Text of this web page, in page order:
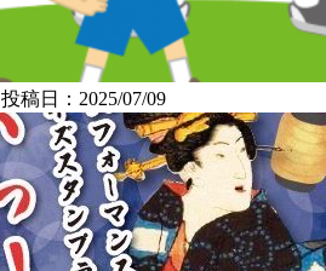
投稿日：2025/07/09